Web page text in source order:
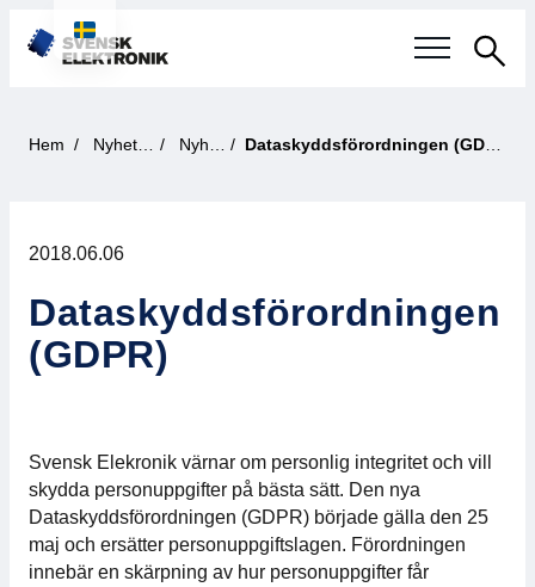
Sök
Svensk elektronikindustri
Våra frågor
Fokusområden
Aktuella projekt
Internationellt Samarbete
För medlemmar
Hem Nyheter Nyhet Dataskyddsförordningen (GDPR)
2018.06.06
Dataskyddsförordningen
(GDPR)
Svensk Elekronik värnar om personlig integritet och vill
skydda personuppgifter på bästa sätt. Den nya
Dataskyddsförordningen (GDPR) började gälla den 25
maj och ersätter personuppgiftslagen. Förordningen
innebär en skärpning av hur personuppgifter får